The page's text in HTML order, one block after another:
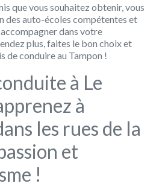
que vous souhaitez obtenir, vous
des auto-écoles compétentes et
dans votre
plus, faites le bon choix et
de conduire au Tampon !
à Le
à
les rues de la
et
!